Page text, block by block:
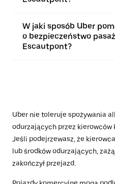
W jaki sposób Uber
o bezpieczeństwo
Escautpont?
Uber nie toleruje spożywania
odurzających przez
Jeśli podejrzewasz, że
lub środków odurzających,
zakończył przejazd.